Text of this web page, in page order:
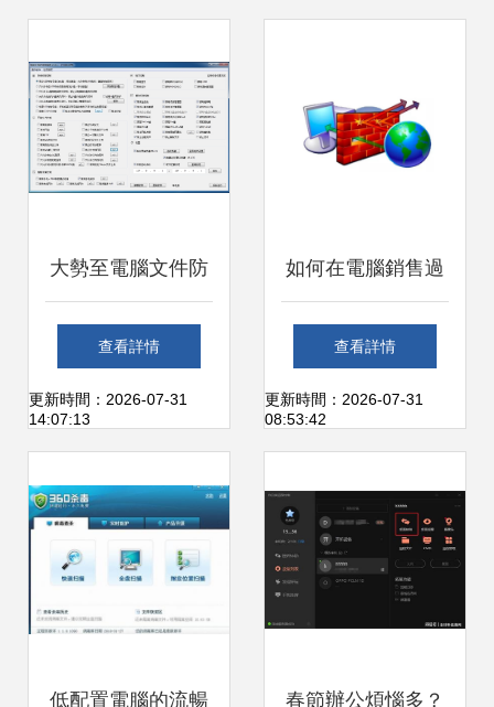
大勢至電腦文件防
泄密軟件官方最新
版v15硬件銷售解
查看詳情
更新時間：2026-07-31
14:07:13
如何在電腦銷售過
程中安全地處理殺
毒軟件和防火墻設
查看詳情
更新時間：2026-07-31
08:53:42
低配置電腦的流暢 春節辦公煩惱多？